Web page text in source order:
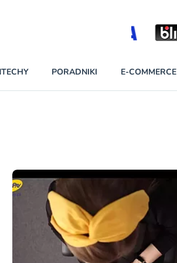
PRAWO
RAPORTY SPECJALNE
PORADNIKI E-COMMERCE